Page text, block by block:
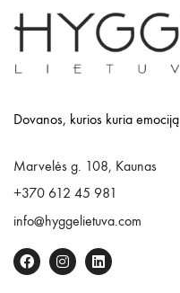
Dovanos, kurios kuria emociją
Marvelės g. 108, Kaunas
+370 612 45 981
info@hyggelietuva.com